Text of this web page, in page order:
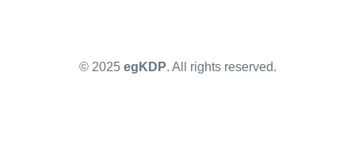
© 2025 egKDP. All rights reserved.